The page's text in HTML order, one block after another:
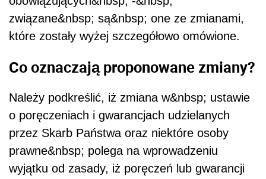
związane&nbsp; są&nbsp; one ze zmianami,
które zostały wyżej szczegółowo omówione.
Co oznaczają proponowane zmiany?
Należy podkreślić, iż zmiana w&nbsp; ustawie
o poręczeniach i gwarancjach udzielanych
przez Skarb Państwa oraz niektóre osoby
prawne&nbsp; polega na wprowadzeniu
wyjątku od zasady, iż poręczeń lub gwarancji